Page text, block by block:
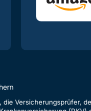
Versicherungsprüfer,